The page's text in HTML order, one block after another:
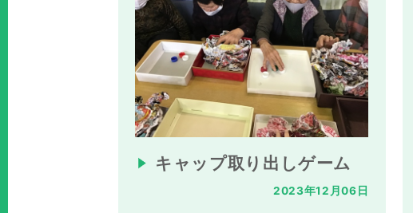
キャップ取り出しゲーム
2023年12月06日